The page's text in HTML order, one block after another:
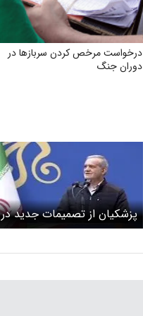
درخواست مرخص کردن سربازها در
دوران جنگ
پزشکیان از تصمیمات جدید در
آموزش و پرورش گفت